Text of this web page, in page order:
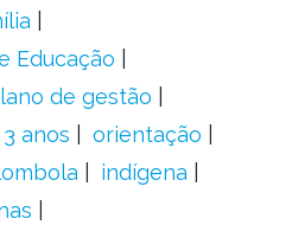
Educação
de gestão
anos
orientação
indígena